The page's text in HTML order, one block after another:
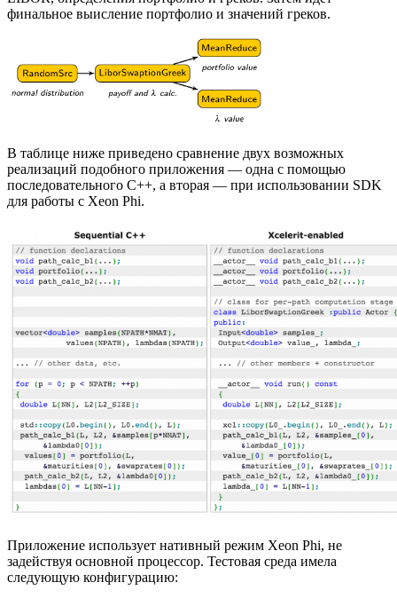
финальное выисление портфолио и значений греков.
В таблице ниже приведено сравнение двух возможных
реализаций подобного приложения — одна с помощью
последовательного C++, а вторая — при использовании SDK
для работы с Xeon Phi.
Приложение использует нативный режим Xeon Phi, не
задействуя основной процессор. Тестовая среда имела
следующую конфигурацию: